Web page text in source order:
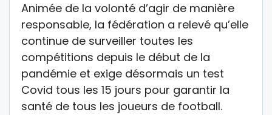
Animée de la volonté d’agir de manière
responsable, la fédération a relevé qu’elle
continue de surveiller toutes les
compétitions depuis le début de la
pandémie et exige désormais un test
Covid tous les 15 jours pour garantir la
santé de tous les joueurs de football.